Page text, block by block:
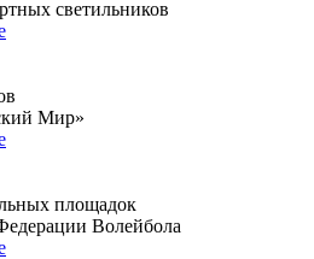
светильников
Мир»
площадок
Волейбола